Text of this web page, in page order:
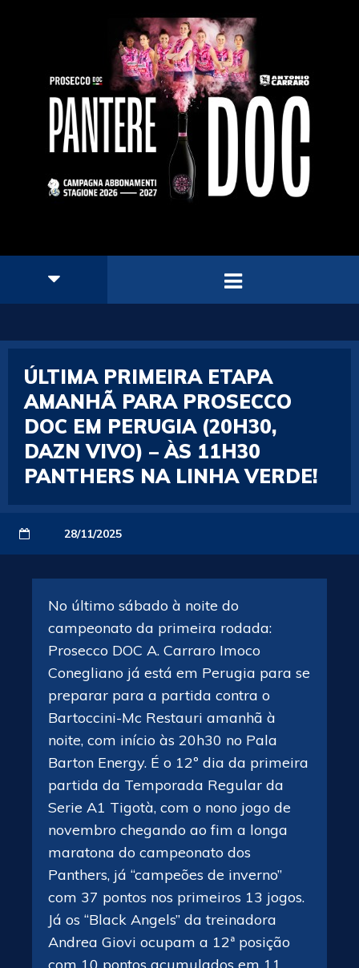
ÚLTIMA PRIMEIRA ETAPA
AMANHÃ PARA PROSECCO
DOC EM PERUGIA (20H30,
DAZN VIVO) – ÀS 11H30
PANTHERS NA LINHA VERDE!
28/11/2025
No último sábado à noite do
campeonato da primeira rodada:
Prosecco DOC A. Carraro Imoco
Conegliano já está em Perugia para se
preparar para a partida contra o
Bartoccini-Mc Restauri amanhã à
noite, com início às 20h30 no Pala
Barton Energy. É o 12º dia da primeira
partida da Temporada Regular da
Serie A1 Tigotà, com o nono jogo de
novembro chegando ao fim a longa
maratona do campeonato dos
Panthers, já “campeões de inverno”
com 37 pontos nos primeiros 13 jogos.
Já os “Black Angels” da treinadora
Andrea Giovi ocupam a 12ª posição